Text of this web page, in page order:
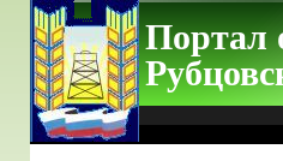
Портал